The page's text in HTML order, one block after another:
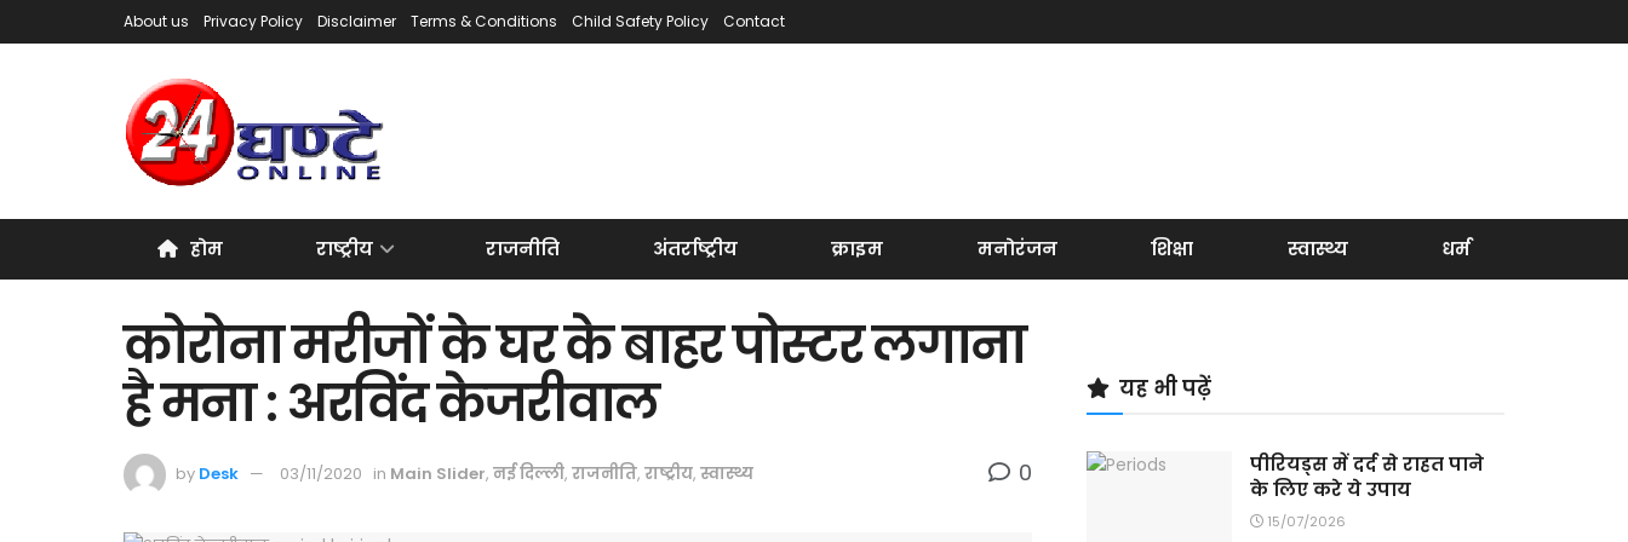
About us Privacy Policy Disclaimer Terms & Conditions Child Safety Policy Contact
होम राष्ट्रीय राजनीति अंतर्राष्ट्रीय क्राइम मनोरंजन शिक्षा स्वास्थ्य धर्म
कोरोना मरीजों के घर के बाहर पोस्टर लगाना
है मना : अरविंद केजरीवाल
by Desk 03/11/2020 in Main Slider, नई दिल्ली, राजनीति, राष्ट्रीय, स्वास्थ्य 0
यह भी पढ़ें
पीरियड्स में दर्द से राहत पाने
के लिए करे ये उपाय
15/07/2026